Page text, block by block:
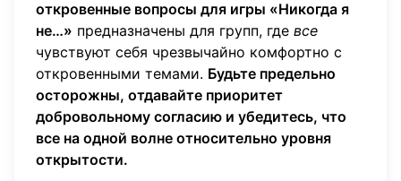
откровенные вопросы для игры «Никогда я
не…» предназначены для групп, где все
чувствуют себя чрезвычайно комфортно с
откровенными темами. Будьте предельно
осторожны, отдавайте приоритет
добровольному согласию и убедитесь, что
все на одной волне относительно уровня
открытости.